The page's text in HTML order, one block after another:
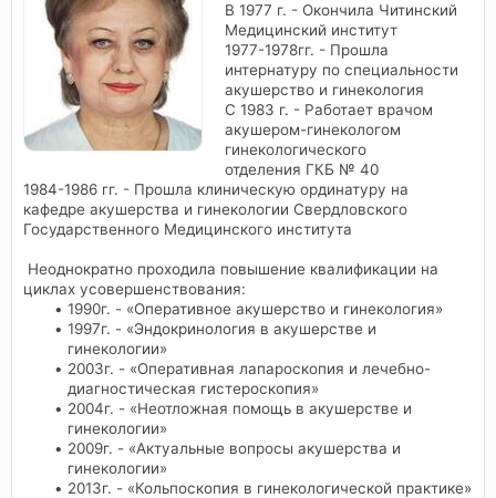
В 1977 г. - Окончила Читинский
Медицинский институт
1977-1978гг. - Прошла
интернатуру по специальности
акушерство и гинекология
С 1983 г. - Работает врачом
акушером-гинекологом
гинекологического
отделения ГКБ № 40
1984-1986 гг. - Прошла клиническую ординатуру на
кафедре акушерства и гинекологии Свердловского
Государственного Медицинского института
Неоднократно проходила повышение квалификации на
циклах усовершенствования:
1990г. - «Оперативное акушерство и гинекология»
1997г. - «Эндокринология в акушерстве и
гинекологии»
2003г. - «Оперативная лапароскопия и лечебно-
диагностическая гистероскопия»
2004г. - «Неотложная помощь в акушерстве и
гинекологии»
2009г. - «Актуальные вопросы акушерства и
гинекологии»
2013г. - «Кольпоскопия в гинекологической практике»